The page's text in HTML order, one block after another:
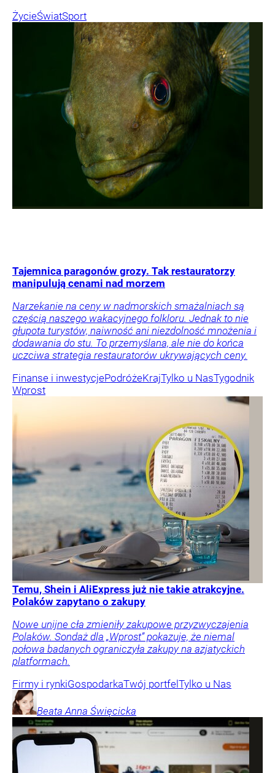
ŻycieŚwiatSport
Tajemnica paragonów grozy. Tak restauratorzy
manipulują cenami nad morzem
Narzekanie na ceny w nadmorskich smażalniach są
częścią naszego wakacyjnego folkloru. Jednak to nie
głupota turystów, naiwność ani niezdolność mnożenia i
dodawania do stu. To przemyślana, ale nie do końca
uczciwa strategia restauratorów ukrywających ceny.
Finanse i inwestycjePodróżeKrajTylko u NasTygodnik
Wprost
Temu, Shein i AliExpress już nie takie atrakcyjne.
Polaków zapytano o zakupy
Nowe unijne cła zmieniły zakupowe przyzwyczajenia
Polaków. Sondaż dla „Wprost” pokazuje, że niemal
połowa badanych ograniczyła zakupy na azjatyckich
platformach.
Firmy i rynkiGospodarkaTwój portfelTylko u Nas
Beata Anna Święcicka